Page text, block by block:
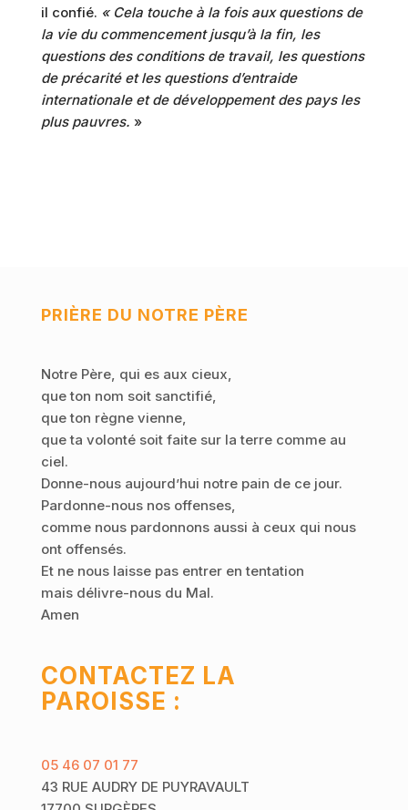
il confié. « Cela touche à la fois aux questions de
la vie du commencement jusqu’à la fin, les
questions des conditions de travail, les questions
de précarité et les questions d’entraide
internationale et de développement des pays les
plus pauvres. »
PRIÈRE DU NOTRE PÈRE
Notre Père, qui es aux cieux,
que ton nom soit sanctifié,
que ton règne vienne,
que ta volonté soit faite sur la terre comme au
ciel.
Donne-nous aujourd’hui notre pain de ce jour.
Pardonne-nous nos offenses,
comme nous pardonnons aussi à ceux qui nous
ont offensés.
Et ne nous laisse pas entrer en tentation
mais délivre-nous du Mal.
Amen
CONTACTEZ LA
PAROISSE :
05 46 07 01 77
43 RUE AUDRY DE PUYRAVAULT